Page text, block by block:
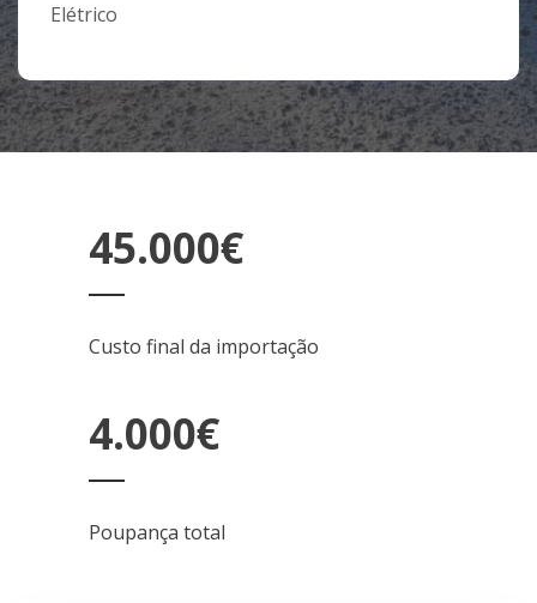
Elétrico
45.000€
Custo final da importação
4.000€
Poupança total